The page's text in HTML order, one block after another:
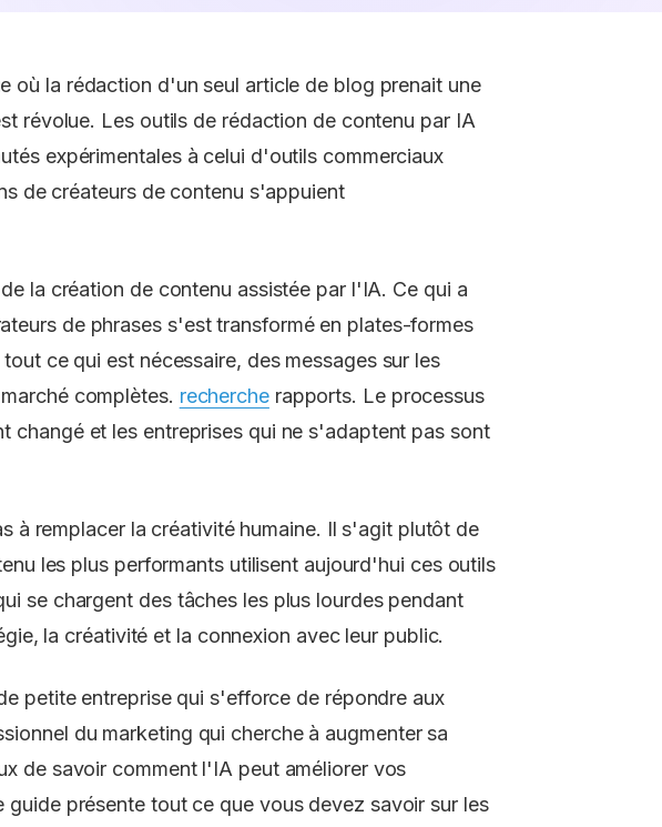
où la rédaction d'un seul article de blog prenait une
révolue. Les outils de rédaction de contenu par IA
expérimentales à celui d'outils commerciaux
de créateurs de contenu s'appuient
la création de contenu assistée par l'IA. Ce qui a
de phrases s'est transformé en plates-formes
ce qui est nécessaire, des messages sur les
complètes. rechercherapports. Le processus
changé et les entreprises qui ne s'adaptent pas sont
à remplacer la créativité humaine. Il s'agit plutôt de
les plus performants utilisent aujourd'hui ces outils
se chargent des tâches les plus lourdes pendant
la créativité et la connexion avec leur public.
petite entreprise qui s'efforce de répondre aux
du marketing qui cherche à augmenter sa
de savoir comment l'IA peut améliorer vos
présente tout ce que vous devez savoir sur les